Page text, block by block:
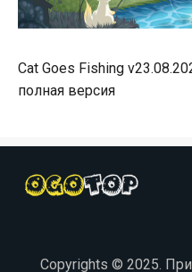
Cat Goes Fishing
полная версия
Copyrights © 2025.